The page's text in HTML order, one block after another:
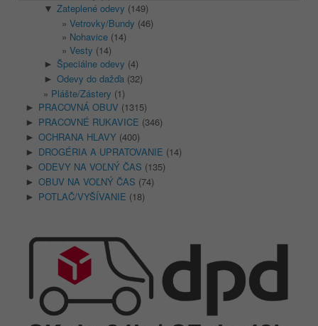
▼ Zateplené odevy (149)
Vetrovky/Bundy (46)
Nohavice (14)
Vesty (14)
► Špeciálne odevy (4)
► Odevy do dažďa (32)
Plášte/Zástery (1)
► PRACOVNÁ OBUV (1315)
► PRACOVNÉ RUKAVICE (346)
► OCHRANA HLAVY (400)
► DROGÉRIA A UPRATOVANIE (14)
► ODEVY NA VOĽNÝ ČAS (135)
► OBUV NA VOĽNÝ ČAS (74)
► POTLAČ/VYŠÍVANIE (18)